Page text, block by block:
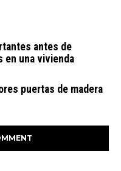
antes de
en una vivienda
puertas de madera